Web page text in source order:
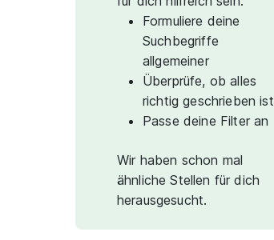
Formuliere deine
Suchbegriffe
allgemeiner
Überprüfe, ob alles
richtig geschrieben ist
Passe deine Filter an
Wir haben schon mal
ähnliche Stellen für dich
herausgesucht.